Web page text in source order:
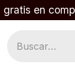
gratis en